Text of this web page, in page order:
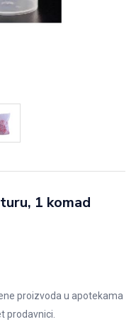
1 komad
proizvoda u apotekama
prodavnici.